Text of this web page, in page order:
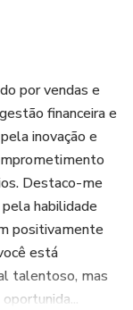
por vendas e
financeira e
inovação e
Destaco-me
habilidade
positivamente
está
talentoso, mas